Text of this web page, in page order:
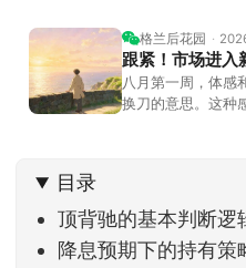
格兰后花园
跟紧！市场进入
八月第一周，体感
换刀的意思。这种
家感受到了春天般
回暖到2
目录
顶背驰的基本判断逻
降息预期下的持有策